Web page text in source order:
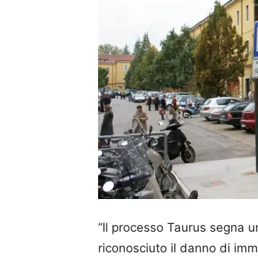
“Il processo Taurus segna
riconosciuto il danno di